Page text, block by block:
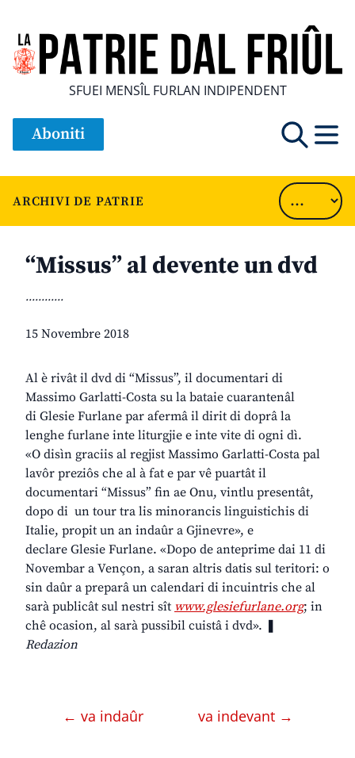
SFUEI MENSÎL FURLAN INDIPENDENT
Aboniti
ARCHIVI DE PATRIE
“Missus” al devente un dvd
............
15 Novembre 2018
Al è rivât il dvd di “Missus”, il documentari di
Massimo Garlatti-Costa su la bataie cuarantenâl
di Glesie Furlane par afermâ il dirit di doprâ la
lenghe furlane inte liturgjie e inte vite di ogni dì.
«O disìn graciis al regjist Massimo Garlatti-Costa pal
lavôr preziôs che al à fat e par vê puartât il
documentari “Missus” fin ae Onu, vintlu presentât,
dopo di un tour tra lis minorancis linguistichis di
Italie, propit un an indaûr a Gjinevre», e
declare Glesie Furlane. «Dopo de anteprime dai 11 di
Novembar a Vençon, a saran altris datis sul teritori: o
sin daûr a preparâ un calendari di incuintris che al
sarà publicât sul nestri sît www.glesiefurlane.org; in
chê ocasion, al sarà pussibil cuistâ i dvd». ❚
Redazion
← va indaûr va indevant →